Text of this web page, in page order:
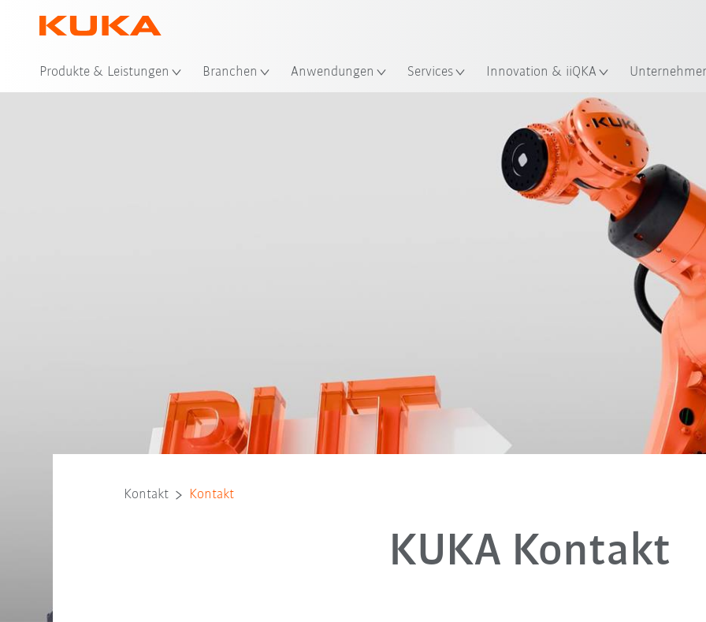
Produkte & Leistungen Branchen Anwendungen Services Innovation & iiQKA
Kontakt Kontakt
KUKA Kontakt